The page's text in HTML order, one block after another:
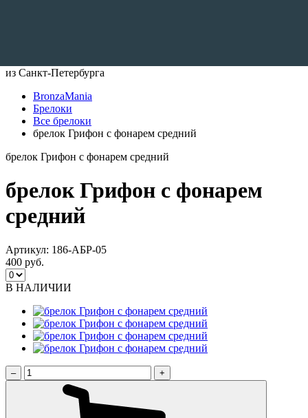
из Санкт-Петербурга
BronzaMania
Брелоки
Все брелоки
брелок Грифон с фонарем средний
брелок Грифон с фонарем средний
брелок Грифон с фонарем
средний
Артикул: 186-АБР-05
400 руб.
В НАЛИЧИИ
– +